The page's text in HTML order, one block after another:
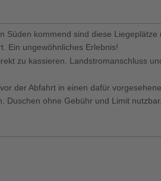
Süden kommend sind diese Liegeplätze
Ein ungewöhnliches Erlebnis!
zu kassieren. Landstromanschluss
der Abfahrt in einen dafür
Duschen ohne Gebühr und Limit nutzbar.